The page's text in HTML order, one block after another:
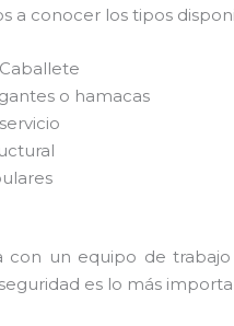
a conocer los tipos
o hamacas
con un equipo de
es lo más